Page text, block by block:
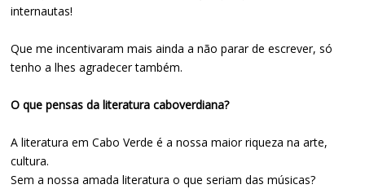
internautas!
Que me incentivaram mais ainda a não parar de escrever, só
tenho a lhes agradecer também.
O que pensas da literatura caboverdiana?
A literatura em Cabo Verde é a nossa maior riqueza na arte,
cultura.
Sem a nossa amada literatura o que seriam das músicas?